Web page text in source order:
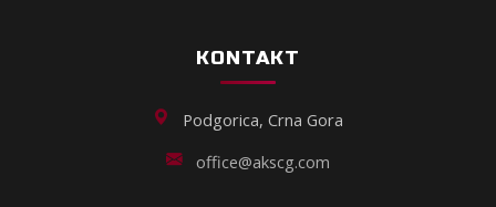
KONTAKT
Podgorica, Crna Gora
office@akscg.com